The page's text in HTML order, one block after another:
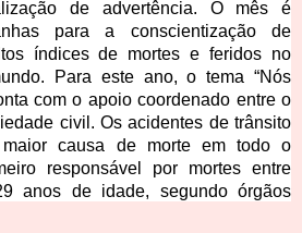
de advertência. O mês é
para a conscientização de
índices de mortes e feridos no
Para este ano, o tema “Nós
com o apoio coordenado entre o
civil. Os acidentes de trânsito
maior causa de morte em todo o
responsável por mortes entre
anos de idade, segundo órgãos